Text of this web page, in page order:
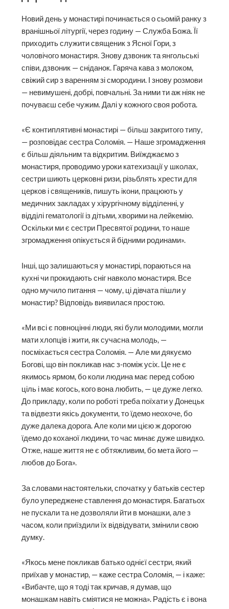
Новий день у монастирі починається о сьомій ранку з
вранішньої літургії, через годину — Служба Божа. Її
приходить служити священик з Ясної Гори, з
чоловічого монастиря. Знову дзвоник та янгольські
співи, дзвоник — сніданок. Гаряча кава з молоком,
свіжий сир з варенням зі смородини. І знову розмови
— невимушені, добрі, повчальні. За ними ти аж ніяк не
почуваєш себе чужим. Далі у кожного своя робота.
«Є контиплятивні монастирі — більш закритого типу,
— розповідає сестра Соломія. — Наше згромадження
є більш діяльним та відкритим. Виїжджаємо з
монастиря, проводимо уроки катехизації у школах,
сестри шиють церковні ризи, різьблять хрести для
церков і священиків, пишуть ікони, працюють у
медичних закладах у хірургічному відділенні, у
відділі гематології із дітьми, хворими на лейкемію.
Оскільки ми є сестри Пресвятої родини, то наше
згромадження опікується й бідними родинами».
Інші, що залишаються у монастирі, пораються на
кухні чи прокидають сніг навколо монастиря. Все
одно мучило питання — чому, ці дівчата пішли у
монастир? Відповідь виявилася простою.
«Ми всі є повноцінні люди, які були молодими, могли
мати хлопців і жити, як сучасна молодь, —
посміхається сестра Соломія. — Але ми дякуємо
Богові, що він покликав нас з-поміж усіх. Це не є
якимось ярмом, бо коли людина має перед собою
ціль і має когось, кого вона любить, — це дуже легко.
До прикладу, коли по роботі треба поїхати у Донецьк
та відвезти якісь документи, то їдемо неохоче, бо
дуже далека дорога. Але коли ми цією ж дорогою
їдемо до коханої людини, то час минає дуже швидко.
Отже, наше життя не є обтяжливим, бо мета його —
любов до Бога».
За словами настоятельки, спочатку у батьків сестер
було упереджене ставлення до монастиря. Багатьох
не пускали та не дозволяли йти в монашки, але з
часом, коли приїздили їх відвідувати, змінили свою
думку.
«Якось мене покликав батько однієї сестри, який
приїхав у монастир, — каже сестра Соломія, — і каже:
«Вибачте, що я тоді так кричав, я думав, що
монашкам навіть сміятися не можна». Радість є і вона